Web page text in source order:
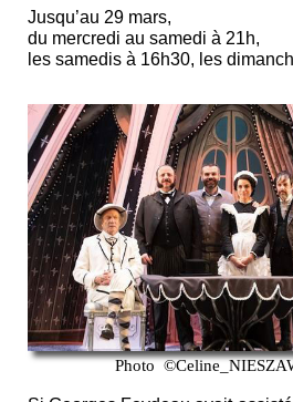
Jusqu’au 29 mars,
du mercredi au samedi à 21h,
les samedis à 16h30, les
Photo